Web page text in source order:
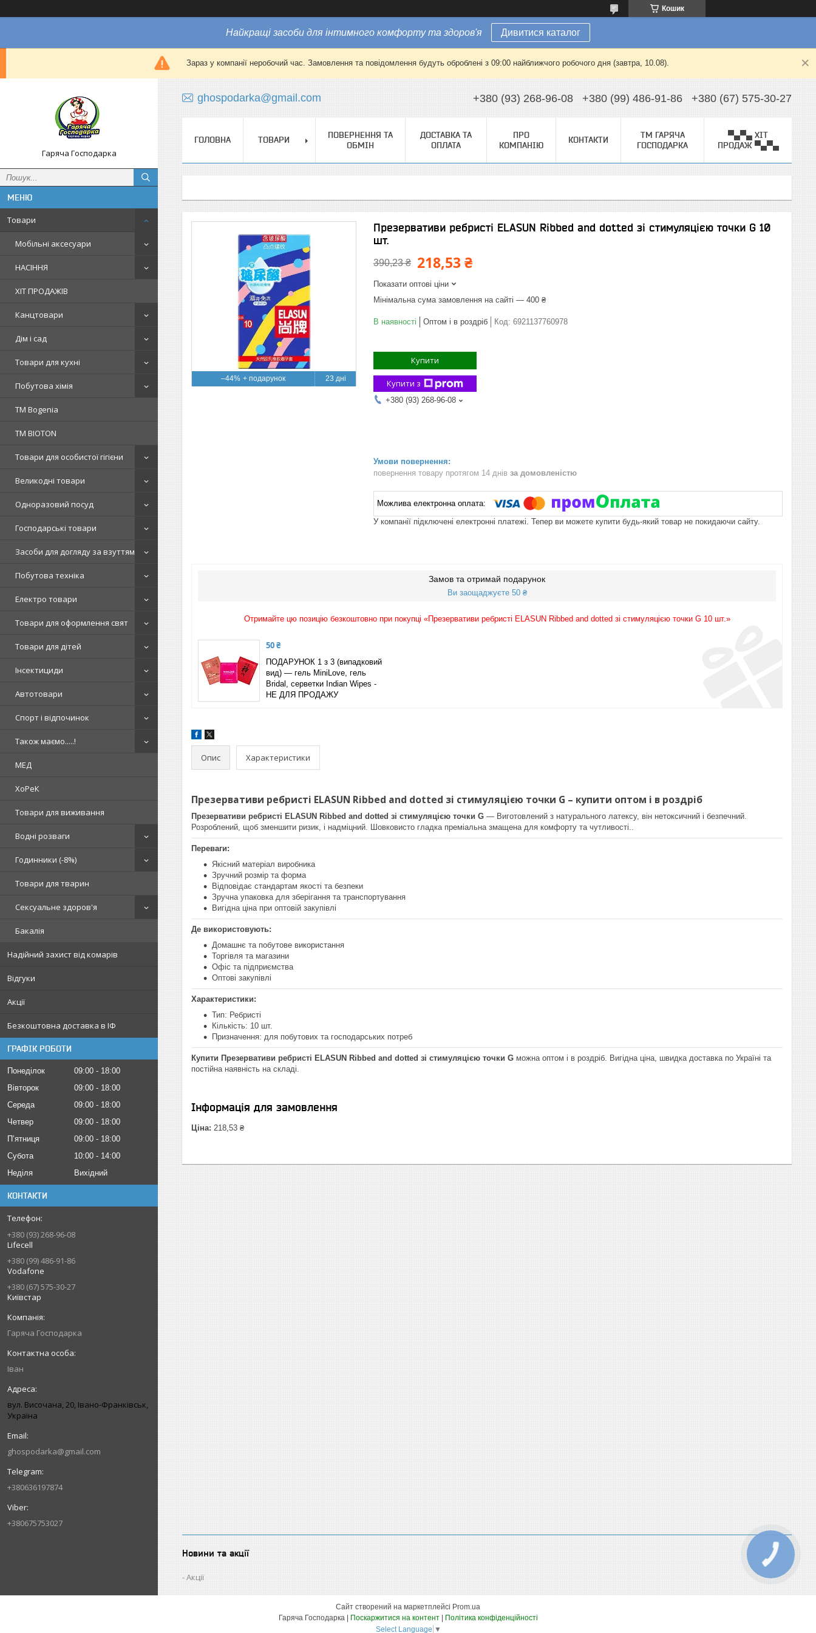
Кошик
Найкращі засоби для інтимного комфорту та здоров'я Дивитися каталог
Зараз у компанії неробочий час. Замовлення та повідомлення будуть оброблені з 09:00 найближчого робочого дня (завтра, 10.08).
Гаряча Господарка
Товари
Мобільні аксесуари
НАСІННЯ
ХІТ ПРОДАЖІВ
Канцтовари
Дім і сад
Товари для кухні
Побутова хімія
ТМ Bogenia
ТМ BIOTON
Товари для особистої гігієни
Великодні товари
Одноразовий посуд
Господарські товари
Засоби для догляду за взуттям
Побутова техніка
Електро товари
Товари для оформлення свят
Товари для дітей
Інсектициди
Автотовари
Спорт і відпочинок
Також маємо.....!
МЕД
ХоРеК
Товари для виживання
Водні розваги
Годинники (-8%)
Товари для тварин
Сексуальне здоров'я
Бакалія
Надійний захист від комарів
Відгуки
Акції
Безкоштовна доставка в ІФ
ГРАФІК РОБОТИ
Понеділок 09:00
18:00
Вівторок
09:00
18:00
Середа
09:00
18:00
Четвер
09:00
18:00
Пʼятниця
09:00
18:00
Субота
10:00
14:00
Неділя
Вихідний
КОНТАКТИ
+380 (93) 268-96-08
Lifecell
+380 (99) 486-91-86
Vodafone
+380 (67) 575-30-27
Київстар
Гаряча Господарка
Іван
вул. Височана, 20, Івано-Франківськ,
Україна
ghospodarka@gmail.com
+380636197874
+380675753027
ghospodarka@gmail.com +380 (93) 268-96-08 +380 (99) 486-91-86 +380 (67) 575-30-27
ГОЛОВНА ТОВАРИ
ПОВЕРНЕННЯ ТА
ОБМІН
ДОСТАВКА ТА
ОПЛАТА
ПРО
КОМПАНІЮ
КОНТАКТИ
ТМ ГАРЯЧА
ГОСПОДАРКА
▀▄▀▄ ХІТ
ПРОДАЖ ▀▄▀▄
–44% 23 дні
Презервативи ребристі ELASUN Ribbed and dotted зі стимуляцією точки G 10
шт.
390,23 ₴ 218,53 ₴
Показати оптові ціни
Мінімальна сума замовлення на сайті — 400 ₴
В наявності Оптом і в роздріб Код: 6921137760978
Купити
Купити з
+380 (93) 268-96-08
повернення товару протягом 14 днів за домовленістю
У компанії підключені електронні платежі. Тепер ви можете купити будь-який товар не покидаючи сайту.
Замов та отримай подарунок
Ви заощаджуєте 50 ₴
Отримайте цю позицію безкоштовно при покупці «Презервативи ребристі ELASUN Ribbed and dotted зі стимуляцією точки G 10 шт.»
50 ₴
ПОДАРУНОК 1 з 3 (випадковий
вид) — гель MiniLove, гель
Bridal, серветки Indian Wipes -
НЕ ДЛЯ ПРОДАЖУ
Опис Характеристики
Презервативи ребристі ELASUN Ribbed and dotted зі стимуляцією точки G – купити оптом і в роздріб
Презервативи ребристі ELASUN Ribbed and dotted зі стимуляцією точки G — Виготовлений з натурального латексу, він нетоксичний і безпечний.
Розроблений, щоб зменшити ризик, і надміцний. Шовковисто гладка преміальна змащена для комфорту та чутливості..
Переваги:
Якісний матеріал виробника
Зручний розмір та форма
Відповідає стандартам якості та безпеки
Зручна упаковка для зберігання та транспортування
Вигідна ціна при оптовій закупівлі
Де використовують:
Домашнє та побутове використання
Торгівля та магазини
Офіс та підприємства
Оптові закупівлі
Характеристики:
Тип: Ребристі
Кількість: 10 шт.
Призначення: для побутових та господарських потреб
Купити Презервативи ребристі ELASUN Ribbed and dotted зі стимуляцією точки G можна оптом і в роздріб. Вигідна ціна, швидка доставка по Україні та
постійна наявність на складі.
Інформація для замовлення
Ціна: 218,53 ₴
Новини та акції
Акції
Сайт створений на маркетплейсі Prom.ua
Поскаржитися на контент
Політика конфіденційності
Select Language ▼